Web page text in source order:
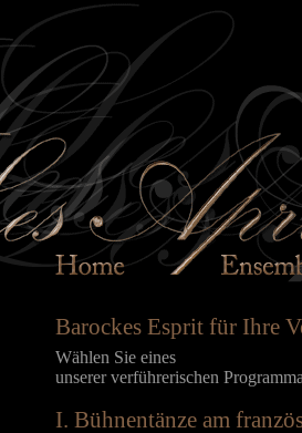
Barockes Esprit für Ihre
Wählen Sie eines
unserer verführerischen
I. Bühnentänze am